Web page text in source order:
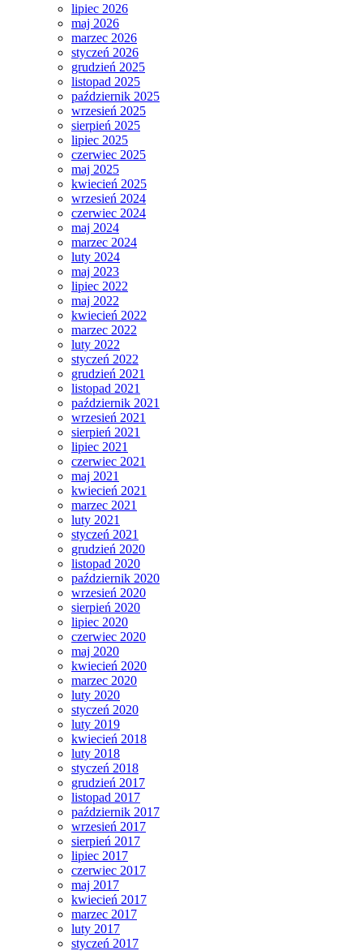
lipiec 2026
maj 2026
marzec 2026
styczeń 2026
grudzień 2025
listopad 2025
październik 2025
wrzesień 2025
sierpień 2025
lipiec 2025
czerwiec 2025
maj 2025
kwiecień 2025
wrzesień 2024
czerwiec 2024
maj 2024
marzec 2024
luty 2024
maj 2023
lipiec 2022
maj 2022
kwiecień 2022
marzec 2022
luty 2022
styczeń 2022
grudzień 2021
listopad 2021
październik 2021
wrzesień 2021
sierpień 2021
lipiec 2021
czerwiec 2021
maj 2021
kwiecień 2021
marzec 2021
luty 2021
styczeń 2021
grudzień 2020
listopad 2020
październik 2020
wrzesień 2020
sierpień 2020
lipiec 2020
czerwiec 2020
maj 2020
kwiecień 2020
marzec 2020
luty 2020
styczeń 2020
luty 2019
kwiecień 2018
luty 2018
styczeń 2018
grudzień 2017
listopad 2017
październik 2017
wrzesień 2017
sierpień 2017
lipiec 2017
czerwiec 2017
maj 2017
kwiecień 2017
marzec 2017
luty 2017
styczeń 2017